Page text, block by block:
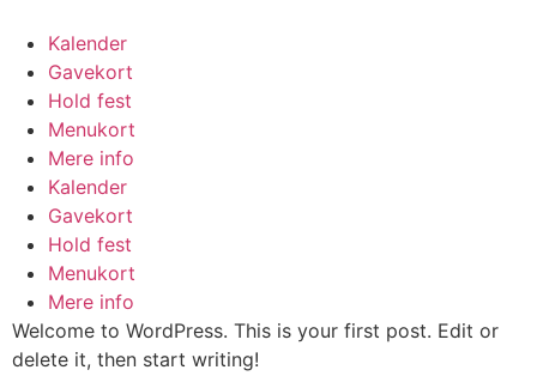
Kalender
Gavekort
Hold fest
Menukort
Mere info
Kalender
Gavekort
Hold fest
Menukort
Mere info
Welcome to WordPress. This is your first post. Edit or
delete it, then start writing!